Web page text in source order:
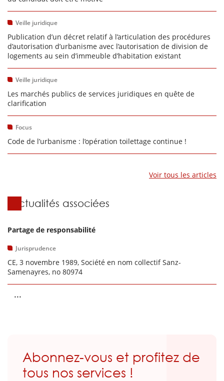
Veille juridique
Publication d’un décret relatif à l’articulation des procédures
d’autorisation d’urbanisme avec l’autorisation de division de
logements au sein d’immeuble d’habitation existant
Veille juridique
Les marchés publics de services juridiques en quête de
clarification
Focus
Code de l’urbanisme : l’opération toilettage continue !
Voir tous les articles
Actualités associées
Partage de responsabilité
Jurisprudence
CE, 3 novembre 1989, Société en nom collectif Sanz-
Samenayres, no 80974
...
Abonnez-vous et profitez de
tous nos services !